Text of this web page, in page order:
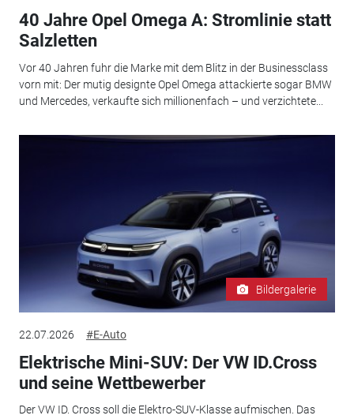
40 Jahre Opel Omega A: Stromlinie statt
Salzletten
Vor 40 Jahren fuhr die Marke mit dem Blitz in der Businessclass
vorn mit: Der mutig designte Opel Omega attackierte sogar BMW
und Mercedes, verkaufte sich millionenfach – und verzichtete...
Bildergalerie
22.07.2026 #E-Auto
Elektrische Mini-SUV: Der VW ID.Cross
und seine Wettbewerber
Der VW ID. Cross soll die Elektro-SUV-Klasse aufmischen. Das